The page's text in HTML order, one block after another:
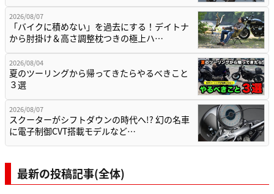
2026/08/07
「バイクに積めない」を過去にする！デイトナ
から肘掛け＆高さ調整枕つきの極上ハ…
2026/08/04
夏のツーリングから帰ってきたらやるべきこと
３選
2026/08/07
スクーターがシフトダウンの時代へ!? 幻の名車
に電子制御CVT搭載モデルなど…
最新の投稿記事(全体)